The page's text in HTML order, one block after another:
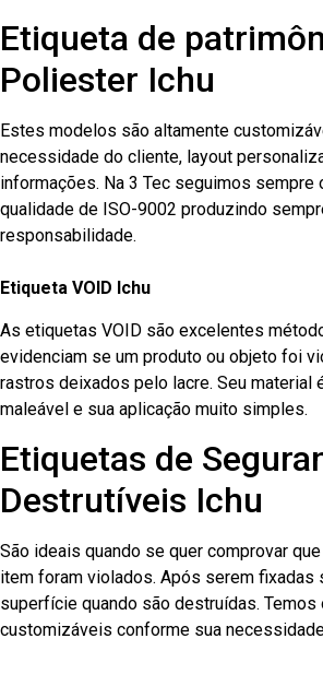
Etiqueta de
Poliester Ichu
Estes modelos são altamente
necessidade do cliente, layout
informações. Na 3 Tec seguimos sempre
qualidade de ISO-9002 produzindo
responsabilidade.
Etiqueta VOID Ichu
As etiquetas VOID são excelentes
evidenciam se um produto ou objeto foi
rastros deixados pelo lacre. Seu material
maleável e sua aplicação muito simples.
Etiquetas de
Destrutíveis Ichu
São ideais quando se quer comprovar
item foram violados. Após serem fixadas
superfície quando são destruídas. Temos
customizáveis conforme sua